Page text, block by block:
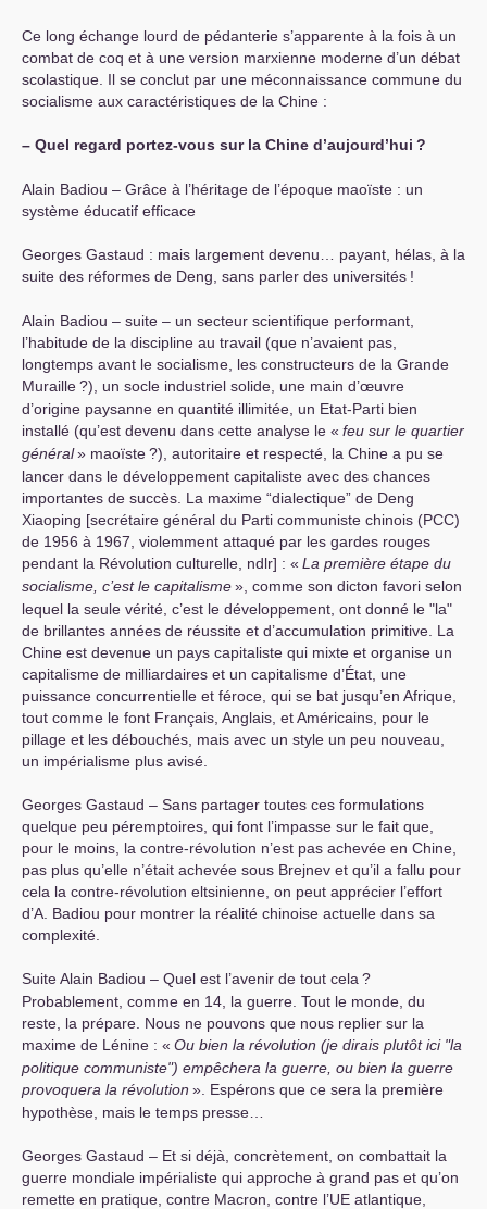
Ce long échange lourd de pédanterie s’apparente à la fois à un
combat de coq et à une version marxienne moderne d’un débat
scolastique. Il se conclut par une méconnaissance commune du
socialisme aux caractéristiques de la Chine :
– Quel regard portez-vous sur la Chine d’aujourd’hui ?
Alain Badiou – Grâce à l’héritage de l’époque maoïste : un
système éducatif efficace
Georges Gastaud : mais largement devenu… payant, hélas, à la
suite des réformes de Deng, sans parler des universités !
Alain Badiou – suite – un secteur scientifique performant,
l’habitude de la discipline au travail (que n’avaient pas,
longtemps avant le socialisme, les constructeurs de la Grande
Muraille?), un socle industriel solide, une main d’œuvre
d’origine paysanne en quantité illimitée, un Etat-Parti bien
installé (qu’est devenu dans cette analyse le « feu sur le quartier
général» maoïste?), autoritaire et respecté, la Chine a pu se
lancer dans le développement capitaliste avec des chances
importantes de succès. La maxime “dialectique” de Deng
Xiaoping [secrétaire général du Parti communiste chinois (PCC)
de 1956 à 1967, violemment attaqué par les gardes rouges
pendant la Révolution culturelle, ndlr] : « La première étape du
socialisme, c’est le capitalisme», comme son dicton favori selon
lequel la seule vérité, c’est le développement, ont donné le "la"
de brillantes années de réussite et d’accumulation primitive. La
Chine est devenue un pays capitaliste qui mixte et organise un
capitalisme de milliardaires et un capitalisme d’État, une
puissance concurrentielle et féroce, qui se bat jusqu’en Afrique,
tout comme le font Français, Anglais, et Américains, pour le
pillage et les débouchés, mais avec un style un peu nouveau,
un impérialisme plus avisé.
Georges Gastaud – Sans partager toutes ces formulations
quelque peu péremptoires, qui font l’impasse sur le fait que,
pour le moins, la contre-révolution n’est pas achevée en Chine,
pas plus qu’elle n’était achevée sous Brejnev et qu’il a fallu pour
cela la contre-révolution eltsinienne, on peut apprécier l’effort
d’A. Badiou pour montrer la réalité chinoise actuelle dans sa
complexité.
Suite Alain Badiou – Quel est l’avenir de tout cela ?
Probablement, comme en 14, la guerre. Tout le monde, du
reste, la prépare. Nous ne pouvons que nous replier sur la
maxime de Lénine : « Ou bien la révolution (je dirais plutôt ici "la
politique communiste") empêchera la guerre, ou bien la guerre
provoquera la révolution ». Espérons que ce sera la première
hypothèse, mais le temps presse…
Georges Gastaud – Et si déjà, concrètement, on combattait la
guerre mondiale impérialiste qui approche à grand pas et qu’on
remette en pratique, contre Macron, contre l’UE atlantique,